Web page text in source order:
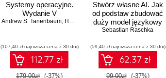
Systemy operacyjne.
Wydanie V
Andrew S. Tanenbaum, Herbert Bos
(107,40 zł najniższa cena z 30 dni)
112.77 zł
179.00zł (-37%)
Stwórz własne AI. Jak
od podstaw zbudować
duży model językowy
Sebastian Raschka
(59,40 zł najniższa cena z 30 dni)
62.37 zł
99.00zł (-37%)